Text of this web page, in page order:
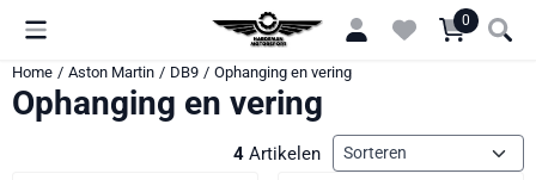
Cookievoorkeuren zijn momenteel gesloten. 0
Home / Aston Martin / DB9 / Ophanging en vering
Ophanging en vering
4 Artikelen Sorteermethode